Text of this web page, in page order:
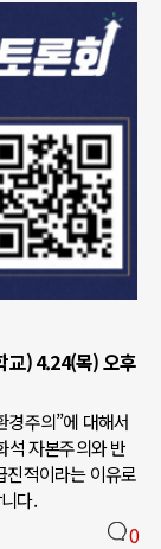
교) 4.24(목) 오후
경주의”에 대해서
석 자본주의와 반
진적이라는 이유로
다.
0